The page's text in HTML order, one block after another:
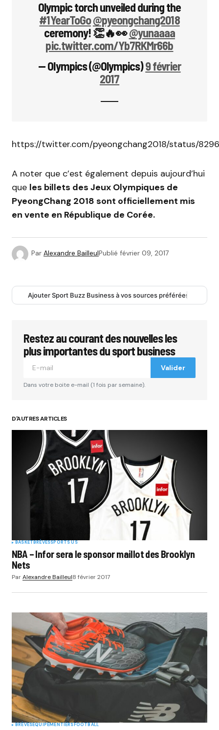
Olympic torch unveiled during the
#1YearToGo@pyeongchang2018
ceremony! 👏🔥👀@yunaaaa
pic.twitter.com/Yb7RKMr66b
— Olympics (@Olympics)9 février
2017
https://twitter.com/pyeongchang2018/status/
A noter que c’est également depuis aujourd’hui
que les billets des Jeux Olympiques de
PyeongChang 2018 sont officiellement mis
en vente en République de Corée.
Par Alexandre BailleulPublié février 09, 2017
Ajouter Sport Buzz Business à vos sources préférées
Restez au courant des nouvelles les
plus importantes du sport business
Valider
Dans votre boite e-mail (1 fois par semaine).
D'AUTRES ARTICLES
BASKETBRÈVESSPORTS US
NBA – Infor sera le sponsor maillot des Brooklyn
Nets
ParAlexandre Bailleul8 février 2017
BRÈVESEQUIPEMENTIERS FOOTBALL